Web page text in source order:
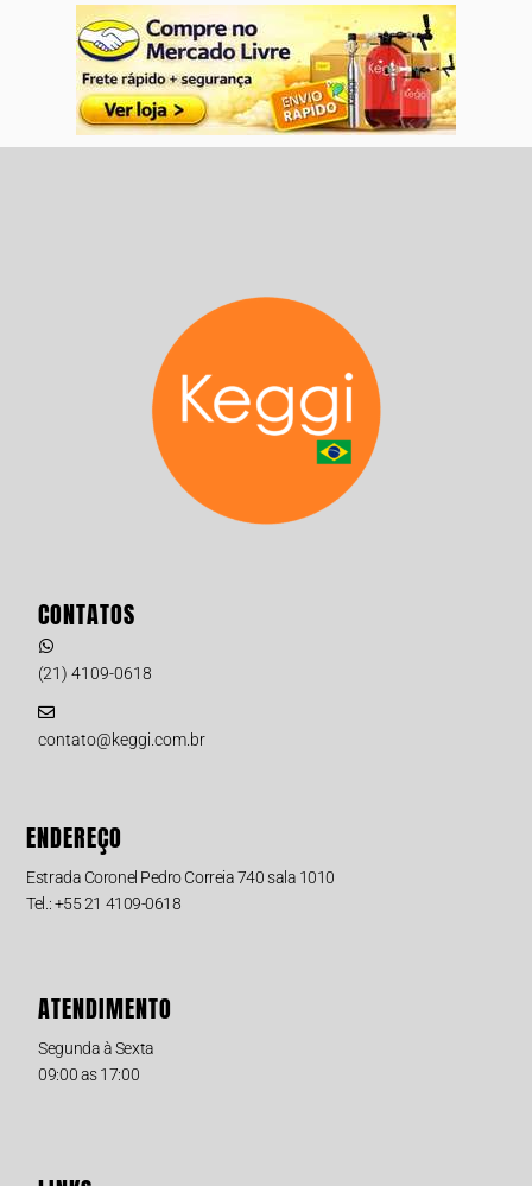
CONTATOS
(21) 4109-0618
contato@keggi.com.br
ENDEREÇO
Estrada Coronel Pedro Correia 740 sala 1010
Tel.: +55 21 4109-0618
ATENDIMENTO
Segunda à Sexta
09:00 as 17:00